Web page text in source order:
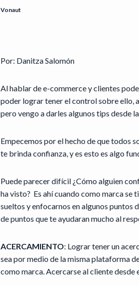
Vonaut
Por: Danitza Salomón
Al hablar de e-commerce y clientes
poder lograr tener el control sobre ello,
pero vengo a darles algunos tips desde
Empecemos por el hecho de que todos
te brinda confianza, y es esto es algo
Puede parecer difícil ¿Cómo alguien
ha visto? Es ahí cuando como marca se
sueltos y enfocarnos en algunos puntos
de puntos que te ayudaran mucho al
ACERCAMIENTO: Lograr tener un
sea por medio de la misma plataforma
como marca. Acercarse al cliente